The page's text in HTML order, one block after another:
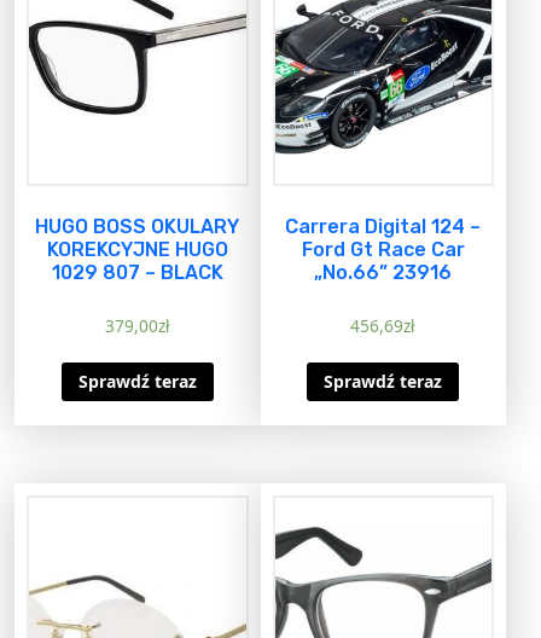
HUGO BOSS OKULARY
KOREKCYJNE HUGO
1029 807 – BLACK
379,00zł
Sprawdź teraz
Carrera Digital 124 –
Ford Gt Race Car
„No.66” 23916
456,69zł
Sprawdź teraz